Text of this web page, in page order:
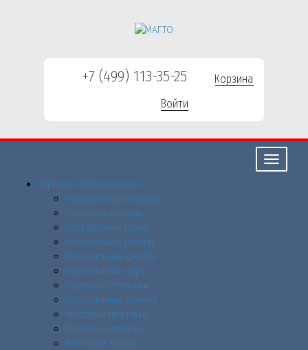
+7 (499) 113-35-25
Корзина
Войти
Свернуть/
Торговое оборудованиe
Холодильные витрины
Тепловые витрины
Холодильные горки
Холодильные шкафы
Морозильные шкафы
Морозильные лари
Торговые стеллажи
Морозильные бонеты
Торговые прилавки
Торговые витрины
Кассовые боксы